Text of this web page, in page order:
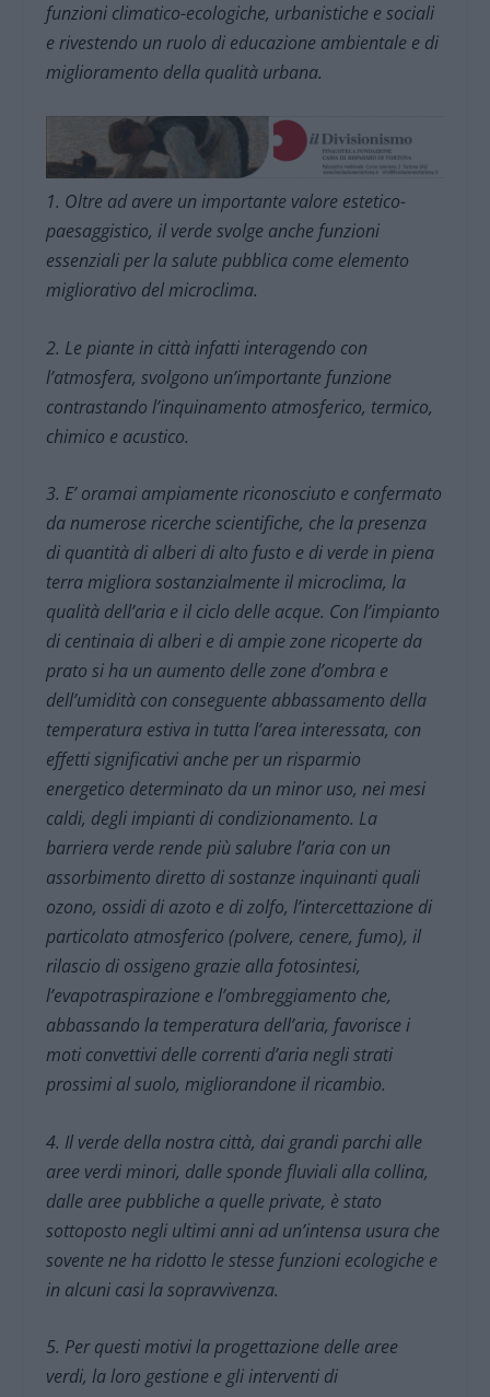
funzioni climatico-ecologiche, urbanistiche e sociali
e rivestendo un ruolo di educazione ambientale e di
miglioramento della qualità urbana.
1. Oltre ad avere un importante valore estetico-
paesaggistico, il verde svolge anche funzioni
essenziali per la salute pubblica come elemento
migliorativo del microclima.
2. Le piante in città infatti interagendo con
l’atmosfera, svolgono un’importante funzione
contrastando l’inquinamento atmosferico, termico,
chimico e acustico.
3. E’ oramai ampiamente riconosciuto e confermato
da numerose ricerche scientifiche, che la presenza
di quantità di alberi di alto fusto e di verde in piena
terra migliora sostanzialmente il microclima, la
qualità dell’aria e il ciclo delle acque. Con l’impianto
di centinaia di alberi e di ampie zone ricoperte da
prato si ha un aumento delle zone d’ombra e
dell’umidità con conseguente abbassamento della
temperatura estiva in tutta l’area interessata, con
effetti significativi anche per un risparmio
energetico determinato da un minor uso, nei mesi
caldi, degli impianti di condizionamento. La
barriera verde rende più salubre l’aria con un
assorbimento diretto di sostanze inquinanti quali
ozono, ossidi di azoto e di zolfo, l’intercettazione di
particolato atmosferico (polvere, cenere, fumo), il
rilascio di ossigeno grazie alla fotosintesi,
l’evapotraspirazione e l’ombreggiamento che,
abbassando la temperatura dell’aria, favorisce i
moti convettivi delle correnti d’aria negli strati
prossimi al suolo, migliorandone il ricambio.
4. Il verde della nostra città, dai grandi parchi alle
aree verdi minori, dalle sponde fluviali alla collina,
dalle aree pubbliche a quelle private, è stato
sottoposto negli ultimi anni ad un’intensa usura che
sovente ne ha ridotto le stesse funzioni ecologiche e
in alcuni casi la sopravvivenza.
5. Per questi motivi la progettazione delle aree
verdi, la loro gestione e gli interventi di